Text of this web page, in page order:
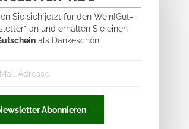
Abonnieren
Anmeldung zu unserem Newsletter
Sie unsere
jederzeit möglich.
Sie sich jetzt für den Wein!Gut-
an und erhalten Sie einen
als Dankeschön.
Adresse
Abonnieren